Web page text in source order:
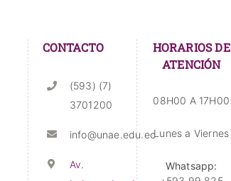
CONTACTO
(593) (7)
3701200
info@unae.edu.ec
Av.
HORARIOS DE
ATENCIÓN
08H00 A 17H00
Lunes a Viernes
Whatsapp: